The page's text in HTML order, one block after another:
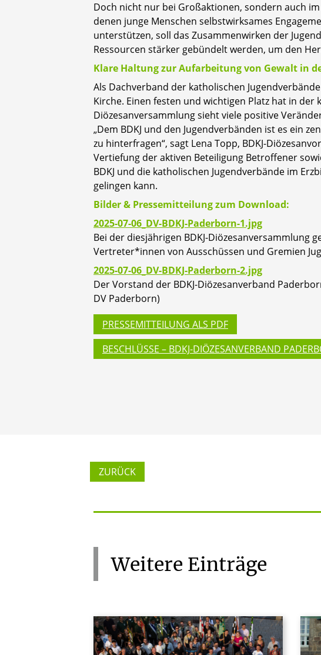
Doch nicht nur bei Großaktionen, sondern auch
denen junge Menschen selbstwirksames
unterstützen, soll das Zusammenwirken der
Ressourcen stärker gebündelt werden, um den
Klare Haltung zur Aufarbeitung von Gewalt in
Als Dachverband der katholischen
Kirche. Einen festen und wichtigen Platz hat in
Diözesanversammlung sieht viele positive
„Dem BDKJ und den Jugendverbänden ist es ein
zu hinterfragen“, sagt Lena Topp, BDKJ-
Vertiefung der aktiven Beteiligung Betroffener
BDKJ und die katholischen Jugendverbände im
gelingen kann.
Bilder & Pressemitteilung zum Download:
2025-07-06_DV-BDKJ-Paderborn-1.jpg
Bei der diesjährigen BDKJ-Diözesanversammlung
Vertreter*innen von Ausschüssen und Gremien
2025-07-06_DV-BDKJ-Paderborn-2.jpg
Der Vorstand der BDKJ-Diözesanverband
DV Paderborn)
PRESSEMITTEILUNG ALS PDF
BESCHLÜSSE – BDKJ-DIÖZESANVERBAND
ZURÜCK
Weitere Einträge